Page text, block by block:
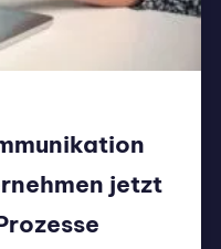
jetzt